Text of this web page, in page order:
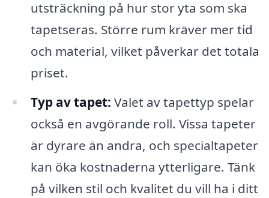
utsträckning på hur stor yta som ska
tapetseras. Större rum kräver mer tid
och material, vilket påverkar det totala
priset.
Typ av tapet: Valet av tapettyp spelar
också en avgörande roll. Vissa tapeter
är dyrare än andra, och specialtapeter
kan öka kostnaderna ytterligare. Tänk
på vilken stil och kvalitet du vill ha i ditt